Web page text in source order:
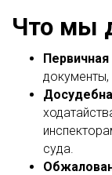
Что мы
Первичная
суда.